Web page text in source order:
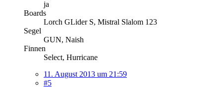
ja
Boards
Lorch GLider S, Mistral Slalom 123
Segel
GUN, Naish
Finnen
Select, Hurricane
11. August 2013 um 21:59
#5